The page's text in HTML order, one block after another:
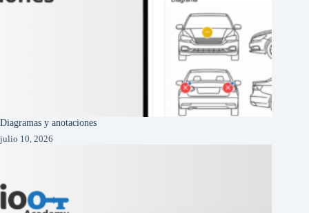
Diagramas y anotaciones
julio 10, 2026